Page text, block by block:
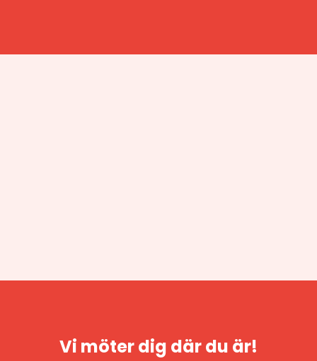
Vi möter dig där du är!